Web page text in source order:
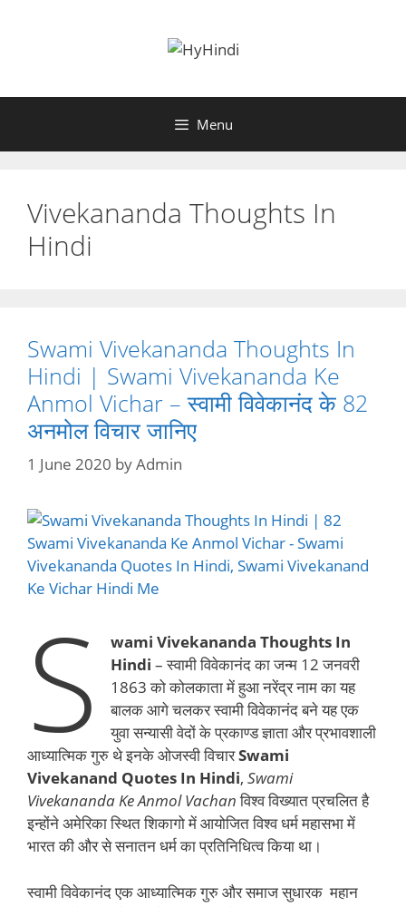
Menu
Vivekananda Thoughts In
Hindi
Swami Vivekananda Thoughts In
Hindi | Swami Vivekananda Ke
Anmol Vichar – स्वामी विवेकानंद के 82
अनमोल विचार जानिए
1 June 2020 byAdmin
S
wami Vivekananda Thoughts In
Hindi – स्वामी विवेकानंद का जन्म 12 जनवरी
1863 को कोलकाता में हुआ नरेंद्र नाम का यह
बालक आगे चलकर स्वामी विवेकानंद बने यह एक
युवा सन्यासी वेदों के प्रकाण्ड ज्ञाता और प्रभावशाली
आध्यात्मिक गुरु थे इनके ओजस्वी विचारSwami
Vivekanand Quotes In Hindi, Swami
Vivekananda Ke Anmol Vachanविश्व विख्यात प्रचलित है
इन्होंने अमेरिका स्थित शिकागो में आयोजित विश्व धर्म महासभा में
भारत की और से सनातन धर्म का प्रतिनिधित्व किया था।
स्वामी विवेकानंद एक आध्यात्मिक गुरु और समाज सुधारक महान